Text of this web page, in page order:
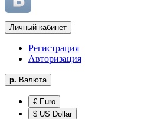
Личный кабинет
Регистрация
Авторизация
р. Валюта
€ Euro
$ US Dollar